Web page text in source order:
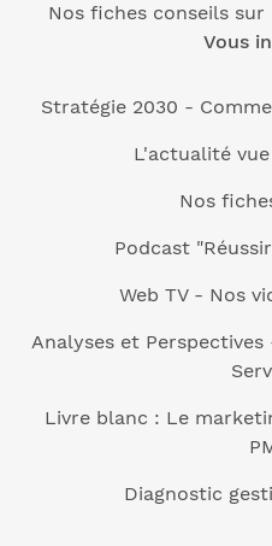
Nos fiches conseils
Vous
Stratégie 2030 -
L'actualité
Nos
Podcast
Web TV - Nos
Analyses et
Livre blanc : Le
Diagnostic